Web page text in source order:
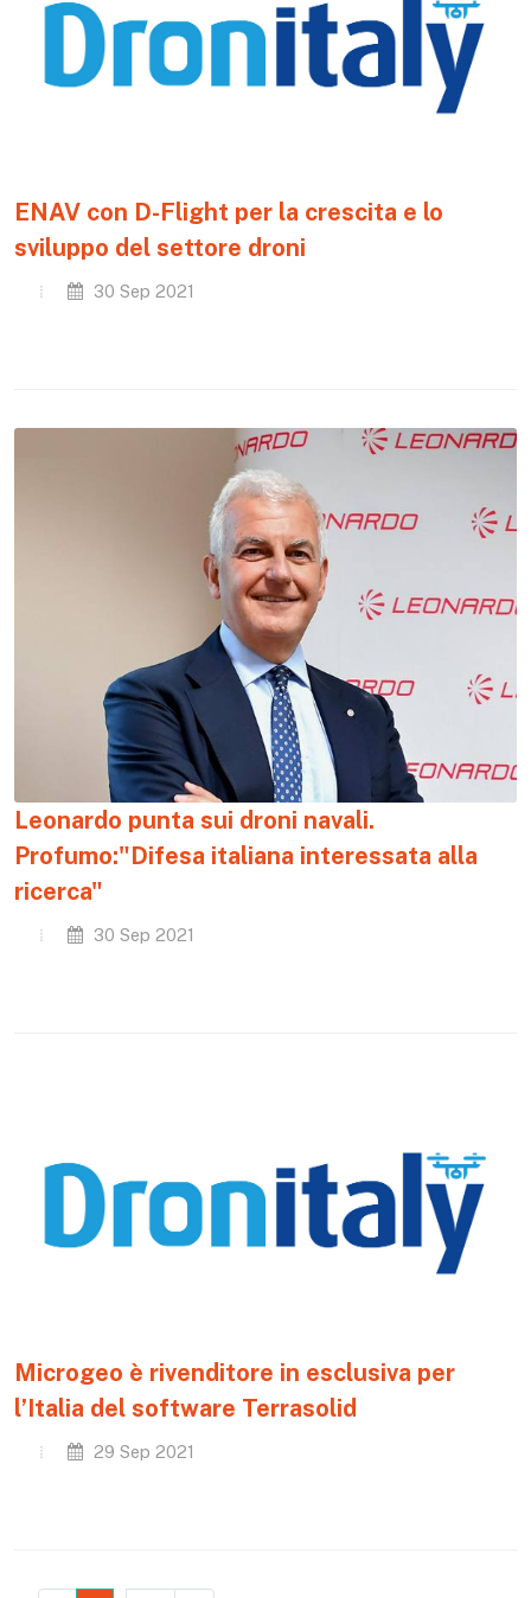
ENAV con D-Flight per la crescita e lo
sviluppo del settore droni
30 Sep 2021
Leonardo punta sui droni navali.
Profumo:"Difesa italiana interessata alla
ricerca"
30 Sep 2021
Microgeo è rivenditore in esclusiva per
l’Italia del software Terrasolid
29 Sep 2021